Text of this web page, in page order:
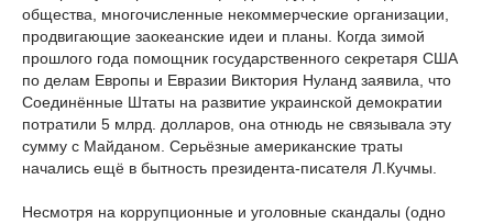
общества, многочисленные некоммерческие организации,
продвигающие заокеанские идеи и планы. Когда зимой
прошлого года помощник государственного секретаря США
по делам Европы и Евразии Виктория Нуланд заявила, что
Соединённые Штаты на развитие украинской демократии
потратили 5 млрд. долларов, она отнюдь не связывала эту
сумму с Майданом. Серьёзные американские траты
начались ещё в бытность президента-писателя Л.Кучмы.
Несмотря на коррупционные и уголовные скандалы (одно